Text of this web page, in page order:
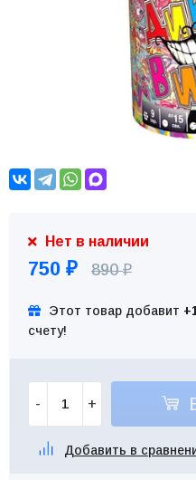
Нет в наличии
750 ₽ 890₽
Этот товар добавит
счету!
- +
Добавить в